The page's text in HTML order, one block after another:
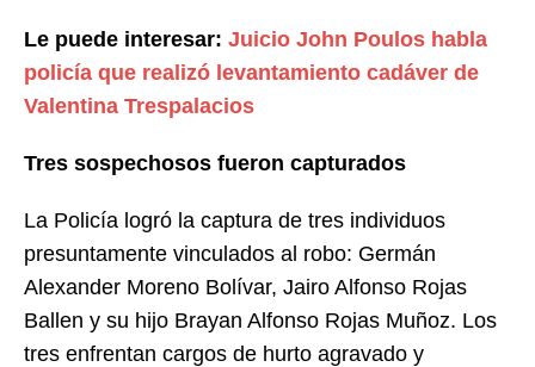
Le puede interesar: Juicio John Poulos habla
policía que realizó levantamiento cadáver de
Valentina Trespalacios
Tres sospechosos fueron capturados
La Policía logró la captura de tres individuos
presuntamente vinculados al robo: Germán
Alexander Moreno Bolívar, Jairo Alfonso Rojas
Ballen y su hijo Brayan Alfonso Rojas Muñoz. Los
tres enfrentan cargos de hurto agravado y